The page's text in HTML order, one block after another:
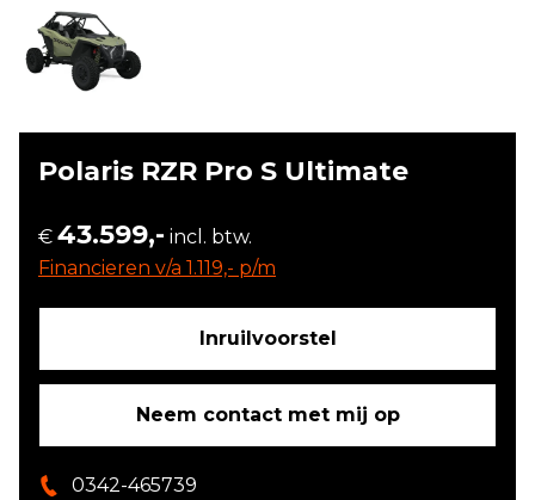
Polaris RZR Pro S Ultimate
€ 43.599,- incl. btw.
Financieren v/a 1.119,- p/m
Inruilvoorstel
Neem contact met mij op
0342-465739